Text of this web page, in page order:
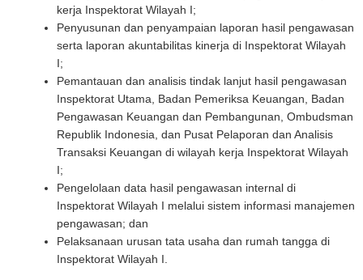
kerja Inspektorat Wilayah I;
Penyusunan dan penyampaian laporan hasil pengawasan
serta laporan akuntabilitas kinerja di Inspektorat Wilayah
I;
Pemantauan dan analisis tindak lanjut hasil pengawasan
Inspektorat Utama, Badan Pemeriksa Keuangan, Badan
Pengawasan Keuangan dan Pembangunan, Ombudsman
Republik Indonesia, dan Pusat Pelaporan dan Analisis
Transaksi Keuangan di wilayah kerja Inspektorat Wilayah
I;
Pengelolaan data hasil pengawasan internal di
Inspektorat Wilayah I melalui sistem informasi manajemen
pengawasan; dan
Pelaksanaan urusan tata usaha dan rumah tangga di
Inspektorat Wilayah I.